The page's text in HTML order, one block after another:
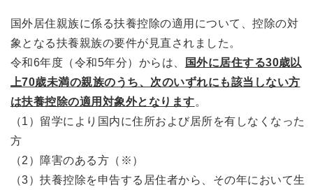
国外居住親族に係る扶養控除の適用について、控除の対
象となる扶養親族の要件が見直されました。
令和6年度（令和5年分）からは、
国外に居住する30歳以
上70歳未満の親族のうち、次のいずれにも該当しない方
は扶養控除の適用対象外となります。
（1）留学により国内に住所および居所を有しなくなった
方
（2）障害のある方（※）
（3）扶養控除を申告する居住者から、その年において生